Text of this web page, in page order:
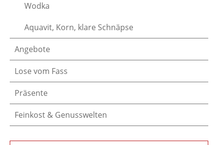
Wodka
Aquavit, Korn, klare Schnäpse
Angebote
Lose vom Fass
Präsente
Feinkost & Genusswelten